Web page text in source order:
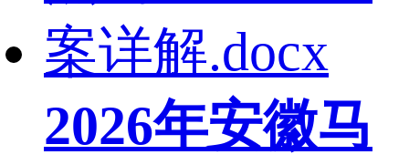
2026年安徽马